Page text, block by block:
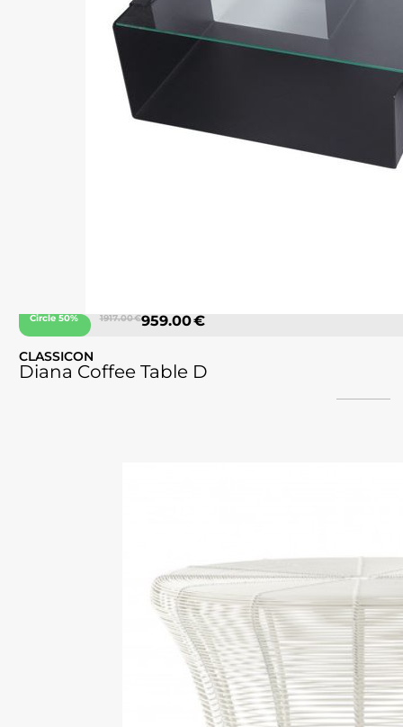
Circle 50% 1917.00 €959.00 €
CLASSICON
Diana Coffee Table D